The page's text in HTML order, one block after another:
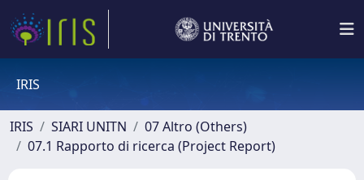
IRIS
IRIS SIARI UNITN
07 Altro (Others)
07.1 Rapporto di ricerca (Project Report)